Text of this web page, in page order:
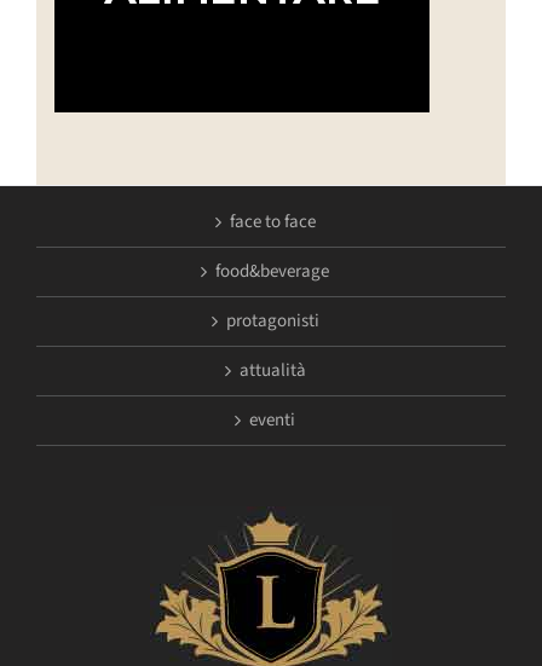
face to face
food&beverage
protagonisti
attualità
eventi